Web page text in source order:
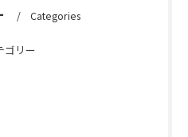
Categories
ゴリー